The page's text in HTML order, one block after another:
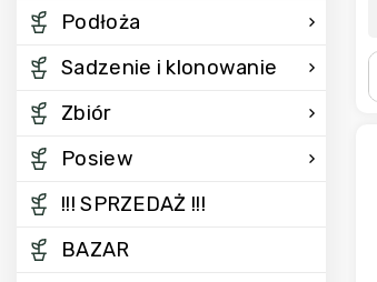
Podłoża
Sadzenie i klonowanie
Zbiór
Posiew
!!! SPRZEDAŻ !!!
BAZAR